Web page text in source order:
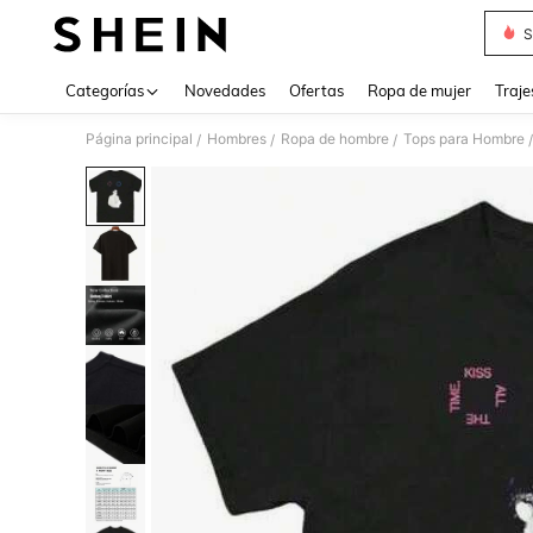
Categorías Novedades Ofertas Ropa de mujer
Página principal / Hombres / Ropa de hombre / Tops para Hombre /